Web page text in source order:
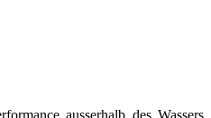
ausserhalb des Wassers